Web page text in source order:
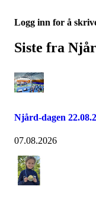
Logg inn for å
Siste fra
Njård-dagen
07.08.2026